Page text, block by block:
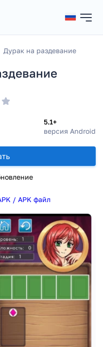
Дурак на раздевание
5.1+
версия Android
/ APK файл